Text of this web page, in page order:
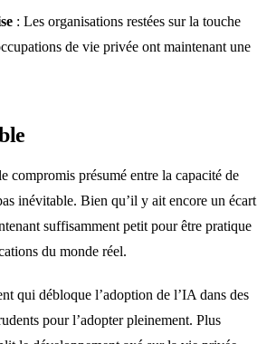
: Les organisations restées sur la touche
de vie privée ont maintenant une
compromis présumé entre la capacité de
inévitable. Bien qu’il y ait encore un écart
suffisamment petit pour être pratique
du monde réel.
qui débloque l’adoption de l’IA dans des
pour l’adopter pleinement. Plus